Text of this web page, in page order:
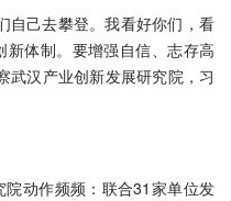
自己去攀登。我看好你们，看
体制。要增强自信、志存高
武汉产业创新发展研究院，习
动作频频：联合31家单位发